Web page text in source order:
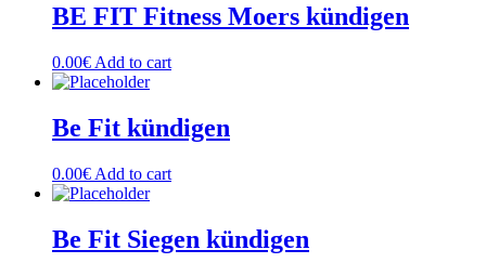
BE FIT Fitness Moers kündigen
0.00€ Add to cart
Be Fit kündigen
0.00€ Add to cart
Be Fit Siegen kündigen